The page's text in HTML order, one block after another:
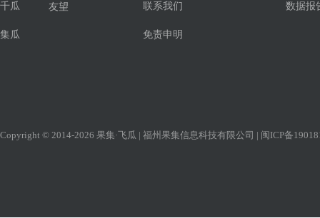
千瓜
集瓜
友望 联系我们
免责申明
数据报
Copyright © 2014-2026 果集·飞瓜 | 福州果集信息科技有限公司 | 闽ICP备